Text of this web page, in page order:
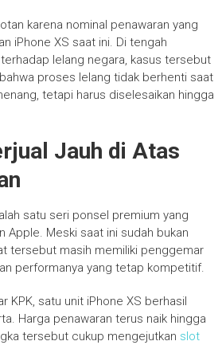
karena nominal penawaran yang
iPhone XS saat ini. Di tengah
lelang negara, kasus tersebut
proses lelang tidak berhenti saat
tetapi harus diselesaikan hingga
Jauh di Atas
satu seri ponsel premium yang
Apple. Meski saat ini sudah bukan
tersebut masih memiliki penggemar
performanya yang tetap kompetitif.
KPK, satu unit iPhone XS berhasil
Harga penawaran terus naik hingga
tersebut cukup mengejutkan slot